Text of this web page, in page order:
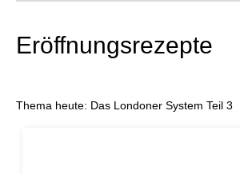
Eröffnungsrezepte
Thema heute: Das Londoner System Teil 3